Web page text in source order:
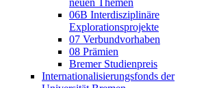
06B Interdisziplinäre
Explorationsprojekte
07 Verbundvorhaben
08 Prämien
Bremer Studienpreis
Internationalisierungsfonds der